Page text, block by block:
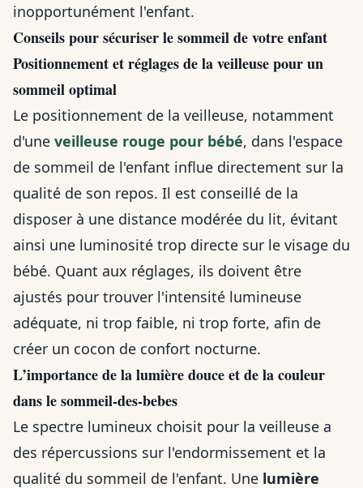
inopportunément l'enfant.
Conseils pour sécuriser le sommeil de votre enfant
Positionnement et réglages de la veilleuse pour un
sommeil optimal
Le positionnement de la veilleuse, notamment
d'une veilleuse rouge pour bébé, dans l'espace
de sommeil de l'enfant influe directement sur la
qualité de son repos. Il est conseillé de la
disposer à une distance modérée du lit, évitant
ainsi une luminosité trop directe sur le visage du
bébé. Quant aux réglages, ils doivent être
ajustés pour trouver l'intensité lumineuse
adéquate, ni trop faible, ni trop forte, afin de
créer un cocon de confort nocturne.
L’importance de la lumière douce et de la couleur
dans le sommeil-des-bebes
Le spectre lumineux choisit pour la veilleuse a
des répercussions sur l'endormissement et la
qualité du sommeil de l'enfant. Une lumière